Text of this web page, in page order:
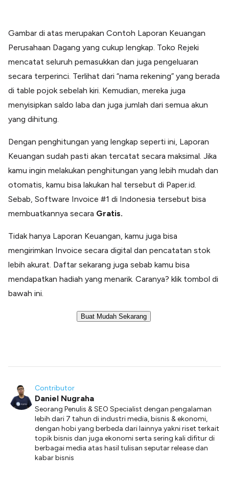
Gambar di atas merupakan Contoh Laporan Keuangan
Perusahaan Dagang yang cukup lengkap. Toko Rejeki
mencatat seluruh pemasukkan dan juga pengeluaran
secara terperinci. Terlihat dari “nama rekening” yang berada
di table pojok sebelah kiri. Kemudian, mereka juga
menyisipkan saldo laba dan juga jumlah dari semua akun
yang dihitung.
Dengan penghitungan yang lengkap seperti ini, Laporan
Keuangan sudah pasti akan tercatat secara maksimal. Jika
kamu ingin melakukan penghitungan yang lebih mudah dan
otomatis, kamu bisa lakukan hal tersebut di Paper.id.
Sebab, Software Invoice #1 di Indonesia tersebut bisa
membuatkannya secara Gratis.
Tidak hanya Laporan Keuangan, kamu juga bisa
mengirimkan Invoice secara digital dan pencatatan stok
lebih akurat. Daftar sekarang juga sebab kamu bisa
mendapatkan hadiah yang menarik. Caranya? klik tombol di
bawah ini.
Buat Mudah Sekarang
Contributor
Daniel Nugraha
Seorang Penulis & SEO Specialist dengan pengalaman
lebih dari 7 tahun di industri media, bisnis & ekonomi,
dengan hobi yang berbeda dari lainnya yakni riset terkait
topik bisnis dan juga ekonomi serta sering kali difitur di
berbagai media atas hasil tulisan seputar release dan
kabar bisnis